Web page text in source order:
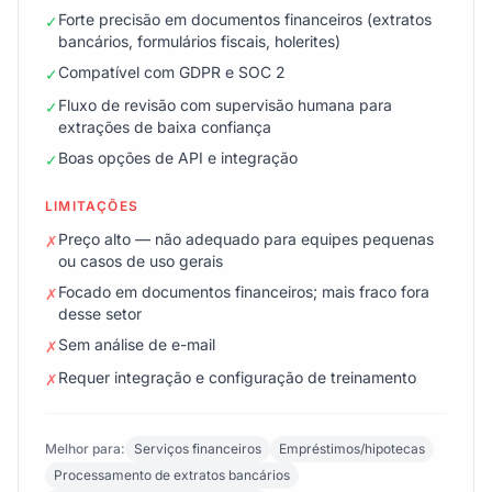
✓Forte precisão em documentos financeiros (extratos
bancários, formulários fiscais, holerites)
✓Compatível com GDPR e SOC 2
✓Fluxo de revisão com supervisão humana para
extrações de baixa confiança
✓Boas opções de API e integração
LIMITAÇÕES
✗Preço alto — não adequado para equipes pequenas
ou casos de uso gerais
✗Focado em documentos financeiros; mais fraco fora
desse setor
✗Sem análise de e-mail
✗Requer integração e configuração de treinamento
Melhor para: Serviços financeiros
Empréstimos/hipotecas
Processamento de extratos bancários